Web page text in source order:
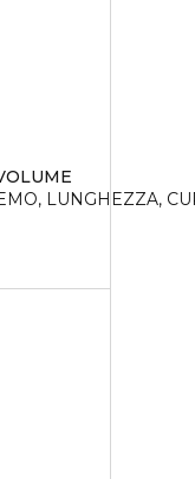
LUNGHEZZA,